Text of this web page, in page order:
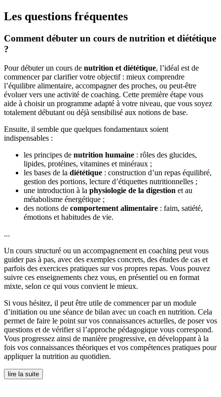
Les questions fréquentes
Comment débuter un cours de nutrition et diététique
?
Pour débuter un cours de nutrition et diététique, l’idéal est de
commencer par clarifier votre objectif : mieux comprendre
l’équilibre alimentaire, accompagner des proches, ou peut-être
évoluer vers une activité de coaching. Cette première étape vous
aide à choisir un programme adapté à votre niveau, que vous soyez
totalement débutant ou déjà sensibilisé aux notions de base.
Ensuite, il semble que quelques fondamentaux soient
indispensables :
les principes de nutrition humaine : rôles des glucides,
lipides, protéines, vitamines et minéraux ;
les bases de la diététique : construction d’un repas équilibré,
gestion des portions, lecture d’étiquettes nutritionnelles ;
une introduction à la physiologie de la digestion et au
métabolisme énergétique ;
des notions de comportement alimentaire : faim, satiété,
émotions et habitudes de vie.
...
Un cours structuré ou un accompagnement en coaching peut vous
guider pas à pas, avec des exemples concrets, des études de cas et
parfois des exercices pratiques sur vos propres repas. Vous pouvez
suivre ces enseignements chez vous, en présentiel ou en format
mixte, selon ce qui vous convient le mieux.
Si vous hésitez, il peut être utile de commencer par un module
d’initiation ou une séance de bilan avec un coach en nutrition. Cela
permet de faire le point sur vos connaissances actuelles, de poser vos
questions et de vérifier si l’approche pédagogique vous correspond.
Vous progressez ainsi de manière progressive, en développant à la
fois vos connaissances théoriques et vos compétences pratiques pour
appliquer la nutrition au quotidien.
lire la suite